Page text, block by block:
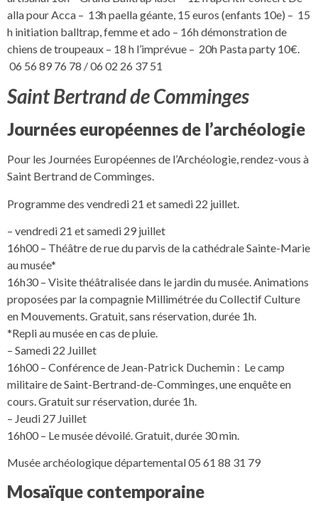
alla pour Acca – 13h paella géante, 15 euros (enfants 10e) – 15
h initiation balltrap, femme et ado – 16h démonstration de
chiens de troupeaux – 18 h l’imprévue – 20h Pasta party 10€.
06 56 89 76 78 / 06 02 26 37 51
Saint Bertrand de Comminges
Journées européennes de l’archéologie
Pour les Journées Européennes de l’Archéologie, rendez-vous à
Saint Bertrand de Comminges.
Programme des vendredi 21 et samedi 22 juillet.
– vendredi 21 et samedi 29 juillet
16h00 – Théâtre de rue du parvis de la cathédrale Sainte-Marie
au musée*
16h30 – Visite théâtralisée dans le jardin du musée. Animations
proposées par la compagnie Millimétrée du Collectif Culture
en Mouvements. Gratuit, sans réservation, durée 1h.
*Repli au musée en cas de pluie.
– Samedi 22 Juillet
16h00 – Conférence de Jean-Patrick Duchemin : Le camp
militaire de Saint-Bertrand-de-Comminges, une enquête en
cours. Gratuit sur réservation, durée 1h.
– Jeudi 27 Juillet
16h00 – Le musée dévoilé. Gratuit, durée 30 min.
Musée archéologique départemental 05 61 88 31 79
Mosaïque contemporaine